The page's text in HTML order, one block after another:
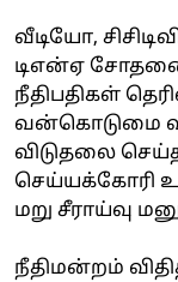
வீடியோ,
டிஎன்ஏ
நீதிபதிகள்
வன்கொடுமை
விடுதலை
செய்யக்கோரி
மறு சீராய்வு
நீதிமன்றம்